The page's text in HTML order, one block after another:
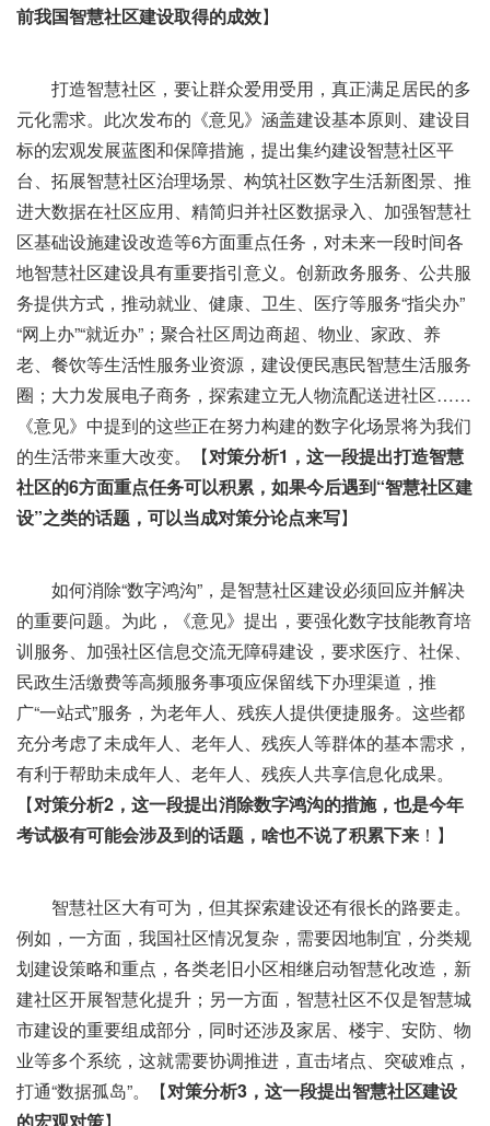
前我国智慧社区建设取得的成效】
打造智慧社区，要让群众爱用受用，真正满足居民的多
元化需求。此次发布的《意见》涵盖建设基本原则、建设目
标的宏观发展蓝图和保障措施，提出集约建设智慧社区平
台、拓展智慧社区治理场景、构筑社区数字生活新图景、推
进大数据在社区应用、精简归并社区数据录入、加强智慧社
区基础设施建设改造等6方面重点任务，对未来一段时间各
地智慧社区建设具有重要指引意义。创新政务服务、公共服
务提供方式，推动就业、健康、卫生、医疗等服务“指尖办”
“网上办”“就近办”；聚合社区周边商超、物业、家政、养
老、餐饮等生活性服务业资源，建设便民惠民智慧生活服务
圈；大力发展电子商务，探索建立无人物流配送进社区……
《意见》中提到的这些正在努力构建的数字化场景将为我们
的生活带来重大改变。【对策分析1，这一段提出打造智慧
社区的6方面重点任务可以积累，如果今后遇到“智慧社区建
设”之类的话题，可以当成对策分论点来写】
如何消除“数字鸿沟”，是智慧社区建设必须回应并解决
的重要问题。为此，《意见》提出，要强化数字技能教育培
训服务、加强社区信息交流无障碍建设，要求医疗、社保、
民政生活缴费等高频服务事项应保留线下办理渠道，推
广“一站式”服务，为老年人、残疾人提供便捷服务。这些都
充分考虑了未成年人、老年人、残疾人等群体的基本需求，
有利于帮助未成年人、老年人、残疾人共享信息化成果。
【对策分析2，这一段提出消除数字鸿沟的措施，也是今年
考试极有可能会涉及到的话题，啥也不说了积累下来 ！】
智慧社区大有可为，但其探索建设还有很长的路要走。
例如，一方面，我国社区情况复杂，需要因地制宜，分类规
划建设策略和重点，各类老旧小区相继启动智慧化改造，新
建社区开展智慧化提升；另一方面，智慧社区不仅是智慧城
市建设的重要组成部分，同时还涉及家居、楼宇、安防、物
业等多个系统，这就需要协调推进，直击堵点、突破难点，
打通“数据孤岛”。【对策分析3，这一段提出智慧社区建设